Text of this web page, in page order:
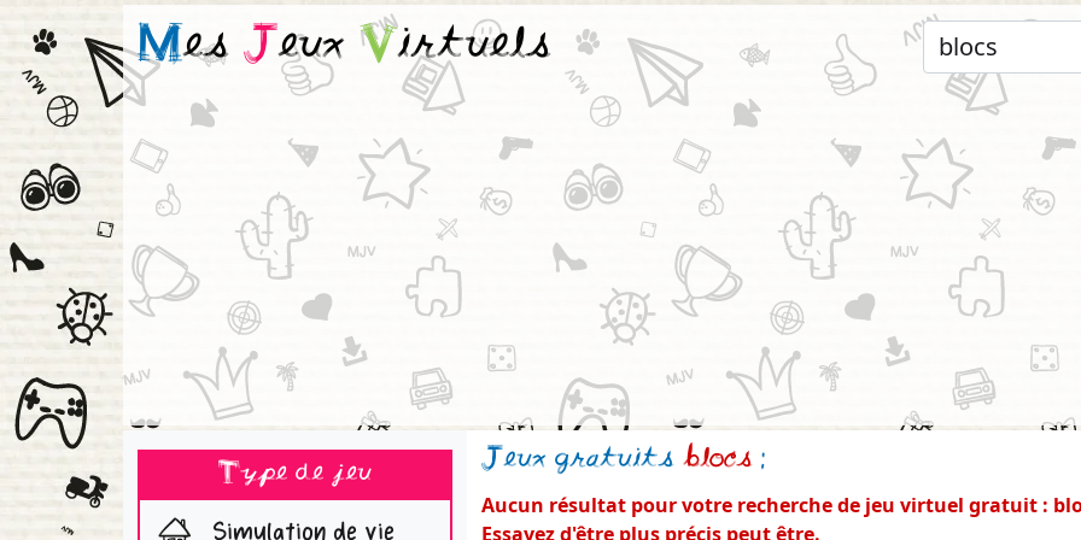
Mes Jeux Virtuels
Type de jeu
Simulation de vie
Jeux gratuits blocs :
Aucun résultat pour votre recherche de jeu virtuel gratuit :
Essayez d'être plus précis peut être.